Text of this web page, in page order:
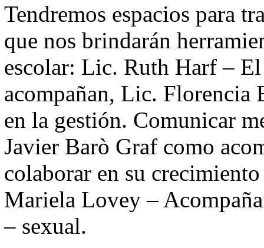
Tendremos espacios para
que nos brindarán
escolar: Lic. Ruth Harf –
acompañan, Lic. Florencia
en la gestión. Comunicar
Javier Barò Graf como
colaborar en su
Mariela Lovey –
– sexual.